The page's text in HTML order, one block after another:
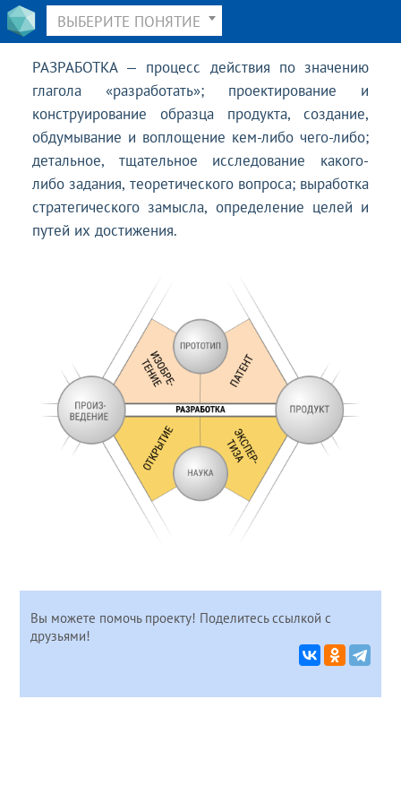
ВЫБЕРИТЕ ПОНЯТИЕ
РАЗРАБОТКА — процесс действия по значению
глагола «разработать»; проектирование и
конструирование образца продукта, создание,
обдумывание и воплощение кем-либо чего-либо;
детальное, тщательное исследование какого-
либо задания, теоретического вопроса; выработка
стратегического замысла, определение целей и
путей их достижения.
Вы можете помочь проекту! Поделитесь ссылкой с
друзьями!